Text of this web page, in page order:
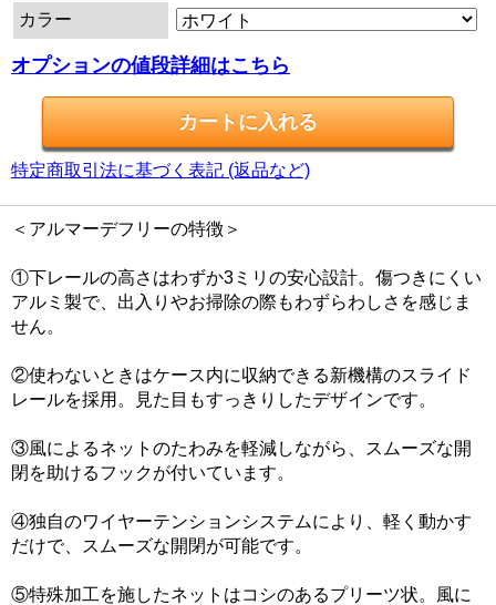
カラー
オプションの値段詳細はこちら
特定商取引法に基づく表記 (返品など)
＜アルマーデフリーの特徴＞
①下レールの高さはわずか3ミリの安心設計。傷つきにくい
アルミ製で、出入りやお掃除の際もわずらわしさを感じま
せん。
②使わないときはケース内に収納できる新機構のスライド
レールを採用。見た目もすっきりしたデザインです。
③風によるネットのたわみを軽減しながら、スムーズな開
閉を助けるフックが付いています。
④独自のワイヤーテンションシステムにより、軽く動かす
だけで、スムーズな開閉が可能です。
⑤特殊加工を施したネットはコシのあるプリーツ状。風に